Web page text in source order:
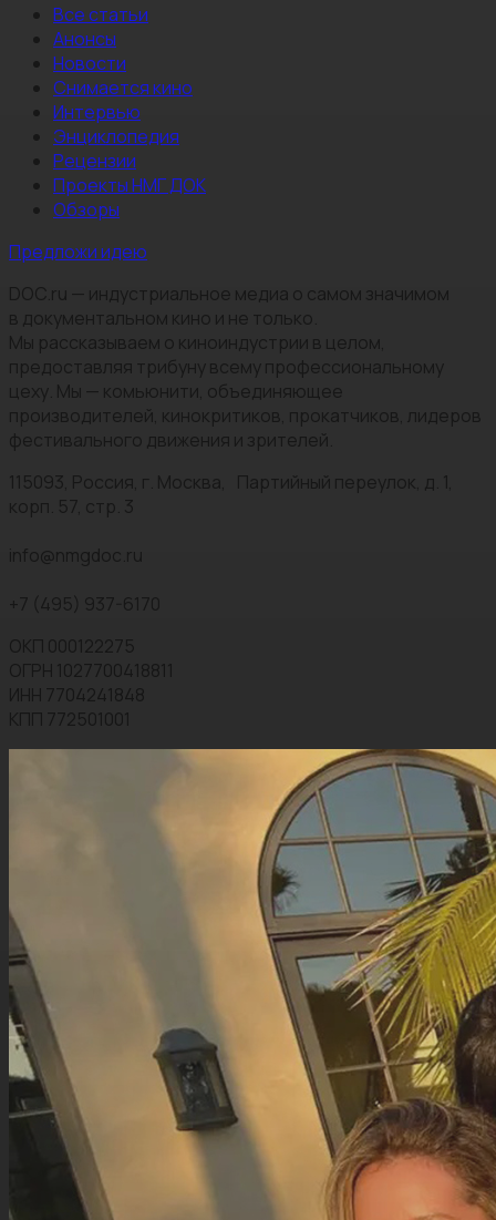
Все статьи
Анонсы
Новости
Снимается кино
Интервью
Энциклопедия
Рецензии
Проекты НМГ ДОК
Обзоры
Предложи идею
DOC.ru — индустриальное медиа о самом значимом
в документальном кино и не только.
Мы рассказываем о киноиндустрии в целом,
предоставляя трибуну всему профессиональному
цеху. Мы — комьюнити, объединяющее
производителей, кинокритиков, прокатчиков, лидеров
фестивального движения и зрителей.
115093, Россия, г. Москва, Партийный переулок, д. 1,
корп. 57, стр. 3
info@nmgdoc.ru